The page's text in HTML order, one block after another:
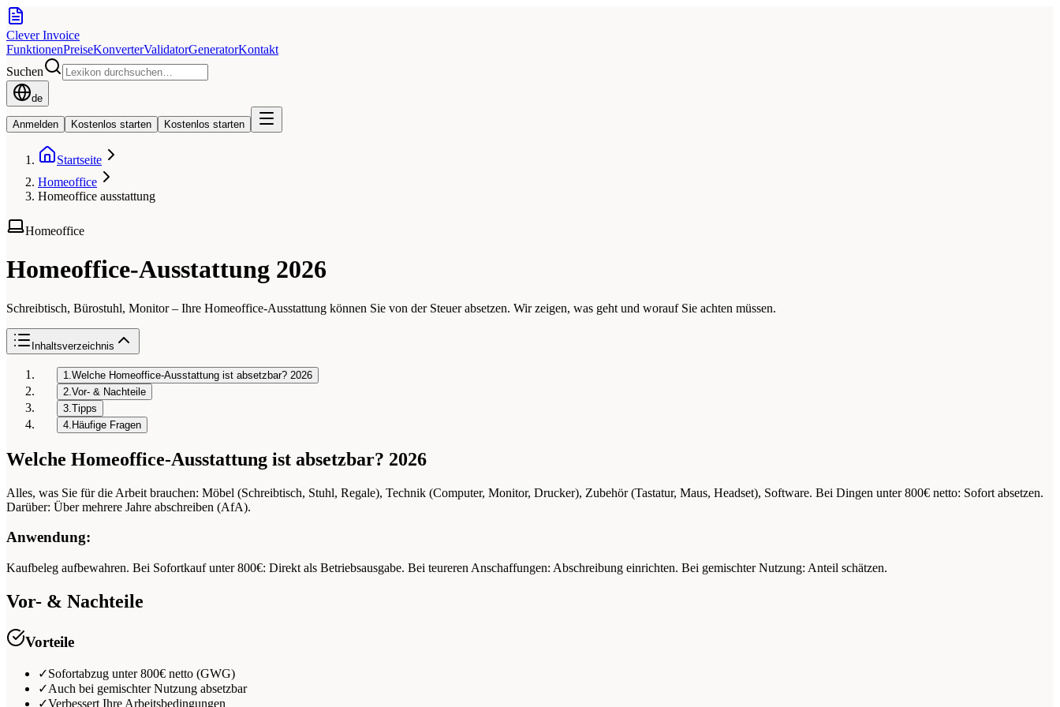
Clever Invoice
FunktionenPreiseKonverterValidatorGeneratorKontakt
Suchen
de
Anmelden Kostenlos starten Kostenlos starten
Startseite
Homeoffice
Homeoffice ausstattung
Homeoffice
Homeoffice-Ausstattung 2026
Schreibtisch, Bürostuhl, Monitor – Ihre Homeoffice-Ausstattung können Sie von der Steuer absetzen. Wir zeigen, was geht und worauf Sie achten müssen.
Inhaltsverzeichnis
1. Welche Homeoffice-Ausstattung ist absetzbar? 2026
2. Vor- & Nachteile
3. Tipps
4. Häufige Fragen
Welche Homeoffice-Ausstattung ist absetzbar? 2026
Alles, was Sie für die Arbeit brauchen: Möbel (Schreibtisch, Stuhl, Regale), Technik (Computer, Monitor, Drucker), Zubehör (Tastatur, Maus, Headset), Software. Bei Dingen unter 800€ netto: Sofort absetzen.
Darüber: Über mehrere Jahre abschreiben (AfA).
Anwendung:
Kaufbeleg aufbewahren. Bei Sofortkauf unter 800€: Direkt als Betriebsausgabe. Bei teureren Anschaffungen: Abschreibung einrichten. Bei gemischter Nutzung: Anteil schätzen.
Vor- & Nachteile
Vorteile
✓Sofortabzug unter 800€ netto (GWG)
✓Auch bei gemischter Nutzung absetzbar
✓Verbessert Ihre Arbeitsbedingungen